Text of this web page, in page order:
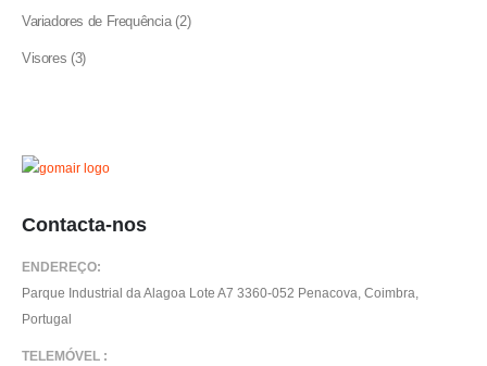
Variadores de Frequência 22
Visores 33
Contacta-nos
ENDEREÇO:
Parque Industrial da Alagoa Lote A7 3360-052 Penacova, Coimbra,
Portugal
TELEMÓVEL :